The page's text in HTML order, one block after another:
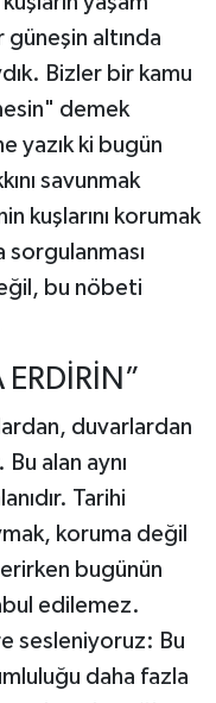
güneşin altında
Bizler bir kamu
demek
yazık ki bugün
savunmak
kuşlarını korumak
bu nöbeti
duvarlardan
alan aynı
Tarihi
koruma değil
bugünün
edilemez.
sesleniyoruz: Bu
daha fazla